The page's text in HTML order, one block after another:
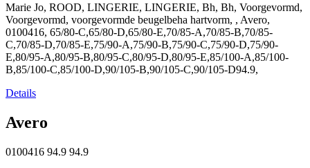
Marie Jo, ROOD, LINGERIE, LINGERIE, Bh, Bh, Voorgevormd,
Voorgevormd, voorgevormde beugelbeha hartvorm, , Avero,
0100416, 65/80-C,65/80-D,65/80-E,70/85-A,70/85-B,70/85-
C,70/85-D,70/85-E,75/90-A,75/90-B,75/90-C,75/90-D,75/90-
E,80/95-A,80/95-B,80/95-C,80/95-D,80/95-E,85/100-A,85/100-
B,85/100-C,85/100-D,90/105-B,90/105-C,90/105-D94.9,
Details
Avero
0100416 94.9 94.9